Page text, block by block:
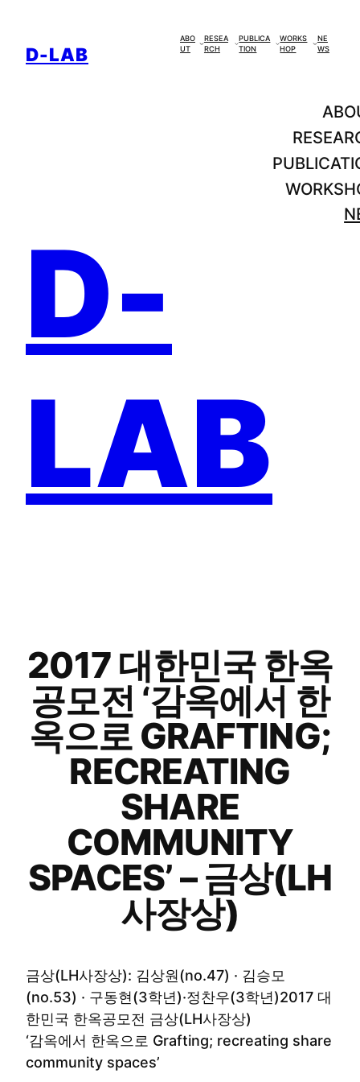
D-LAB
ABO
UT
RESEA
RCH
PUBLICA
TION
WORKS
HOP
NE
WS
D-
LAB
2017 대한민국 한옥
공모전 ‘감옥에서 한
옥으로 GRAFTING;
RECREATING
SHARE
COMMUNITY
SPACES’ – 금상(LH
사장상)
금상(LH사장상): 김상원(no.47) · 김승모
(no.53) · 구동현(3학년)·정찬우(3학년)2017 대
한민국 한옥공모전 금상(LH사장상)
‘감옥에서 한옥으로 Grafting; recreating share
community spaces’